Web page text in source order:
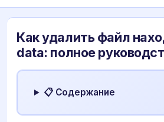
Как удалить файл
data: полное
📋 Содержание